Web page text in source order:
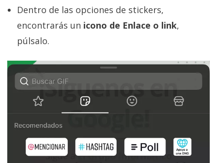
Dentro de las opciones de stickers,
encontrarás un icono de Enlace o link,
púlsalo.